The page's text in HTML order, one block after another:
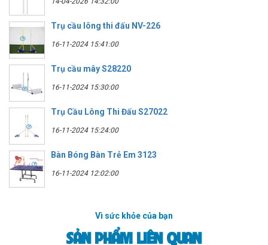
Trụ cầu lông thi đấu NV-226
16-11-2024 15:41:00
Trụ cầu mây S28220
16-11-2024 15:30:00
Trụ Cầu Lông Thi Đấu S27022
16-11-2024 15:24:00
Bàn Bóng Bàn Trẻ Em 3123
16-11-2024 12:02:00
Vì sức khỏe của bạn
SẢN PHẨM LIÊN QUAN